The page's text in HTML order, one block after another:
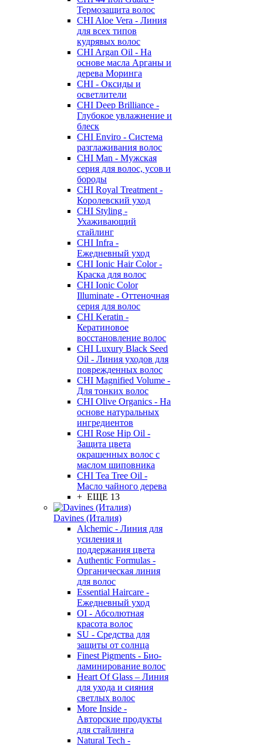
Термозащита волос
CHI Aloe Vera - Линия
для всех типов
кудрявых волос
CHI Argan Oil - На
основе масла Арганы и
дерева Моринга
CHI - Оксиды и
осветлители
CHI Deep Brilliance -
Глубокое увлажнение и
блеск
CHI Enviro - Система
разглаживания волос
CHI Man - Мужская
серия для волос, усов и
бороды
CHI Royal Treatment -
Королевский уход
CHI Styling -
Ухаживающий
стайлинг
CHI Infra -
Ежедневный уход
CHI Ionic Hair Color -
Краска для волос
CHI Ionic Color
Illuminate - Оттеночная
серия для волос
CHI Keratin -
Кератиновое
восстановление волос
CHI Luxury Black Seed
Oil - Линия уходов для
поврежденных волос
CHI Magnified Volume -
Для тонких волос
CHI Olive Organics - На
основе натуральных
ингредиентов
CHI Rose Hip Oil -
Защита цвета
окрашенных волос с
маслом шиповника
CHI Tea Tree Oil -
Масло чайного дерева
+ ЕЩЕ 13
Davines (Италия)
Alchemic - Линия для
усиления и
поддержания цвета
Authentic Formulas -
Органическая линия
для волос
Essential Haircare -
Eжедневный уход
OI - Абсолютная
красота волос
SU - Средства для
защиты от солнца
Finest Pigments - Био-
ламинирование волос
Heart Of Glass – Линия
для ухода и сияния
светлых волос
More Inside -
Авторские продукты
для стайлинга
Natural Tech -